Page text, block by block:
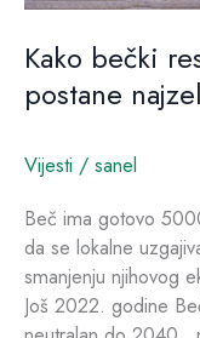
Kako bečki
postane
Vijesti / sanel
Beč ima gotovo
da se lokalne
smanjenju njihovog
Još 2022. godine